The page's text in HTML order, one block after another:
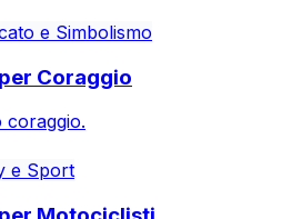
e Simbolismo
Coraggio
coraggio.
e Sport